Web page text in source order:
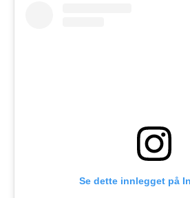
Se dette innlegget på